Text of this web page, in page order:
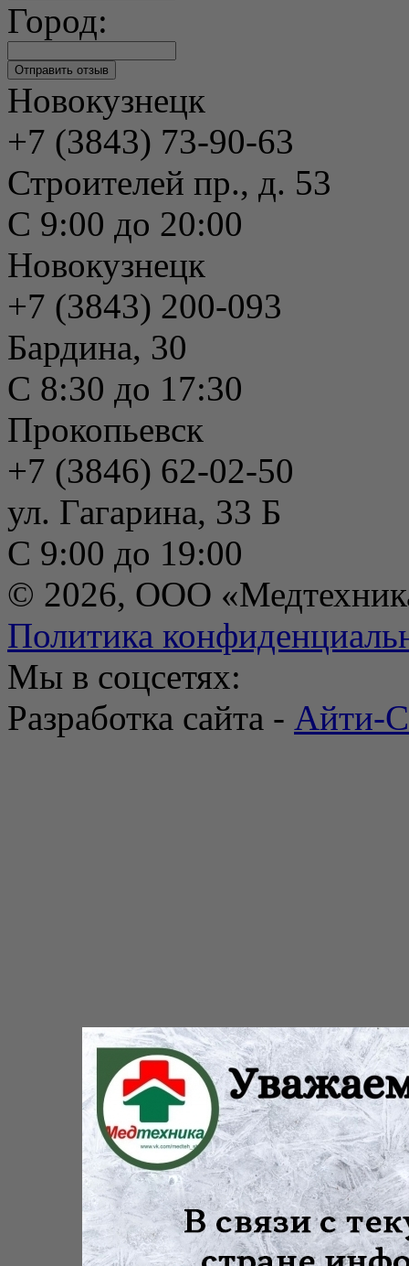
Город:
Новокузнецк
+7 (3843) 73-90-63
Строителей пр., д. 53
С 9:00 до 20:00
Новокузнецк
+7 (3843) 200-093
Бардина, 30
С 8:30 до 17:30
Прокопьевск
+7 (3846) 62-02-50
ул. Гагарина, 33 Б
С 9:00 до 19:00
© 2026, ООО
Политика
Мы в соцсетях:
Разработка сайта - Айти-